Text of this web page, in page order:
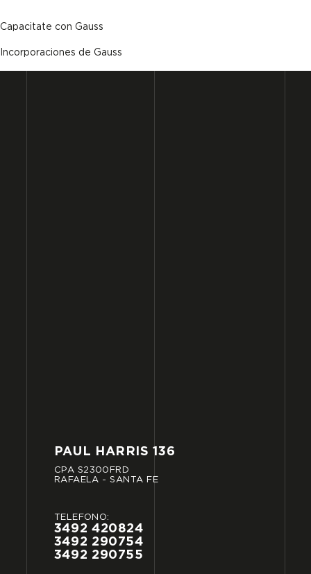
Capacitate con Gauss
Incorporaciones de Gauss
PAUL HARRIS 136
CPA S2300FRD
RAFAELA
- SANTA FE
TELÉFONO:
3492 420824
3492 290754
3492 290755